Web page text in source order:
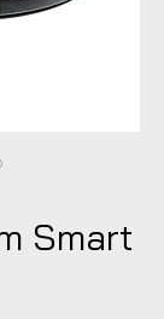
Smart